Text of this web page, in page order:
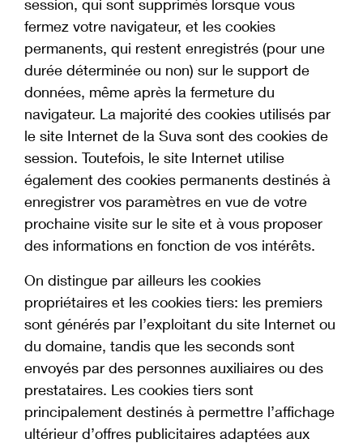
session, qui sont supprimés lorsque vous
fermez votre navigateur, et les cookies
permanents, qui restent enregistrés (pour une
durée déterminée ou non) sur le support de
données, même après la fermeture du
navigateur. La majorité des cookies utilisés par
le site Internet de la Suva sont des cookies de
session. Toutefois, le site Internet utilise
également des cookies permanents destinés à
enregistrer vos paramètres en vue de votre
prochaine visite sur le site et à vous proposer
des informations en fonction de vos intérêts.
On distingue par ailleurs les cookies
propriétaires et les cookies tiers: les premiers
sont générés par l’exploitant du site Internet ou
du domaine, tandis que les seconds sont
envoyés par des personnes auxiliaires ou des
prestataires. Les cookies tiers sont
principalement destinés à permettre l’affichage
ultérieur d’offres publicitaires adaptées aux